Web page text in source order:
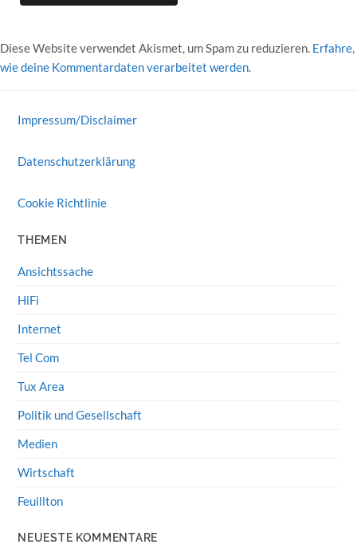
Diese Website verwendet Akismet, um Spam zu reduzieren. Erfahre,
wie deine Kommentardaten verarbeitet werden.
Impressum/Disclaimer
Datenschutzerklärung
Cookie Richtlinie
THEMEN
Ansichtssache
HiFi
Internet
Tel Com
Tux Area
Politik und Gesellschaft
Medien
Wirtschaft
Feuillton
NEUESTE KOMMENTARE